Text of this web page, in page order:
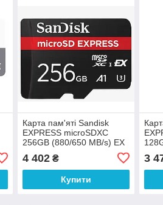
Карта пам'яті Sandisk
EXPRESS microSDXC
256GB (880/650 MB/s) EX
C10 U3 UHS-I (SDSQXFN-
256G-GN4NN)
4 402₴
Купити
3